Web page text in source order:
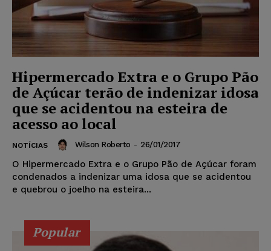
Hipermercado Extra e o Grupo Pão
de Açúcar terão de indenizar idosa
que se acidentou na esteira de
acesso ao local
NOTÍCIAS Wilson Roberto - 26/01/2017
O Hipermercado Extra e o Grupo Pão de Açúcar foram
condenados a indenizar uma idosa que se acidentou
e quebrou o joelho na esteira...
Popular